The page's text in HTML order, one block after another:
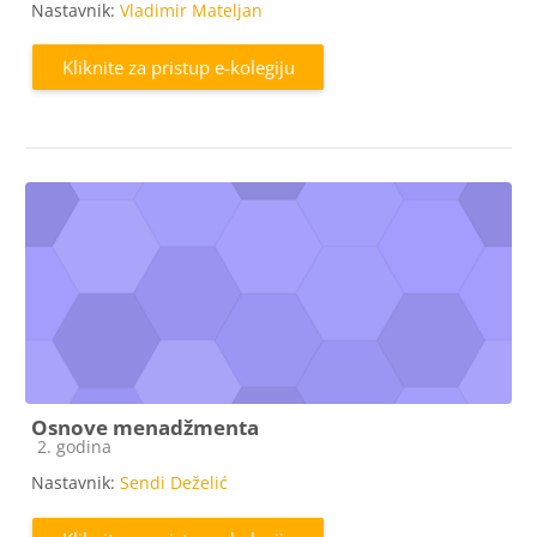
Nastavnik: Vladimir Mateljan
Kliknite za pristup e-kolegiju
Osnove menadžmenta
Kategorija e-kolegija
2. godina
Nastavnik: Sendi Deželić